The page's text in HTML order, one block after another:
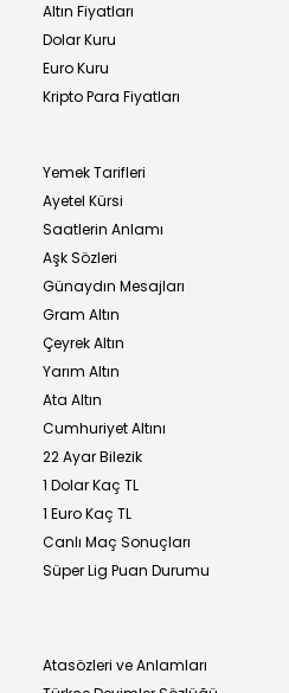
Altın Fiyatları
Dolar Kuru
Euro Kuru
Kripto Para Fiyatları
Yemek Tarifleri
Ayetel Kürsi
Saatlerin Anlamı
Aşk Sözleri
Günaydın Mesajları
Gram Altın
Çeyrek Altın
Yarım Altın
Ata Altın
Cumhuriyet Altını
22 Ayar Bilezik
1 Dolar Kaç TL
1 Euro Kaç TL
Canlı Maç Sonuçları
Süper Lig Puan Durumu
Atasözleri ve Anlamları